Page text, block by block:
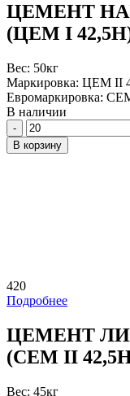
ЦЕМЕНТ
(ЦЕМ I
Вес: 50кг
Маркировка: ЦЕМ II
Евромаркировка:
В наличии
Количество
В корзину
420
Подробнее
ЦЕМЕНТ
(CEM II
Вес: 45кг